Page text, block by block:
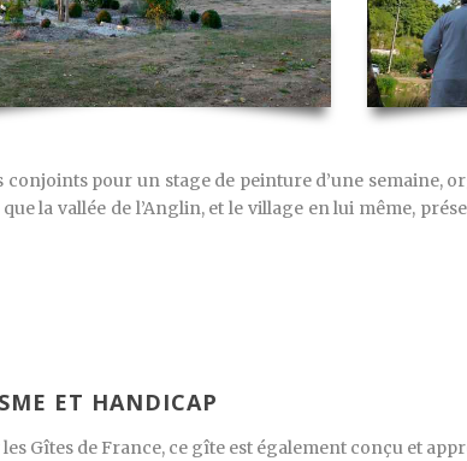
conjoints pour un stage de peinture d’une semaine,
la vallée de l’Anglin, et le village en lui même,
ET HANDICAP
Gîtes de France, ce gîte est également conçu et